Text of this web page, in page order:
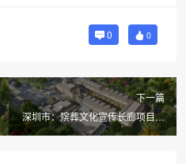
0 0
下一篇
深圳市：殡葬文化宣传长廊项目第
二次更正公告